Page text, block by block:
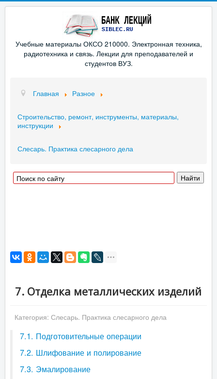
Учебные материалы ОКСО 210000. Электронная техника,
радиотехника и связь. Лекции для преподавателей и
студентов ВУЗ.
Главная Разное
Строительство, ремонт, инструменты, материалы,
инструкции
Слесарь. Практика слесарного дела
7. Отделка металлических изделий
Категория: Слесарь. Практика слесарного дела
7.1. Подготовительные операции
7.2. Шлифование и полирование
7.3. Эмалирование